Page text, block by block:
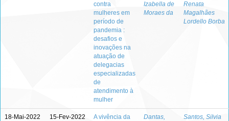
contra
mulheres em
período de
pandemia :
desafios e
inovações na
atuação de
delegacias
especializadas
de
atendimento à
mulher
Izabella de
Moraes da
Renata
Magalhães
Lordello Borba
18-Mai-2022 15-Fev-2022
A vivência da
Dantas,
Santos, Silvia